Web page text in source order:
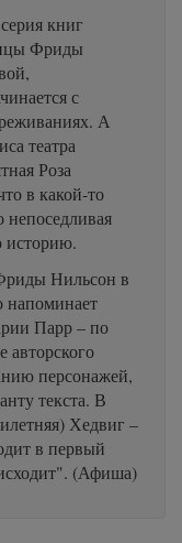
книг
Фриды
с
А
театра
Роза
в какой-то
непоседливая
историю.
Нильсон в
напоминает
Парр – по
авторского
персонажей,
текста. В
Хедвиг –
в первый
(Афиша)